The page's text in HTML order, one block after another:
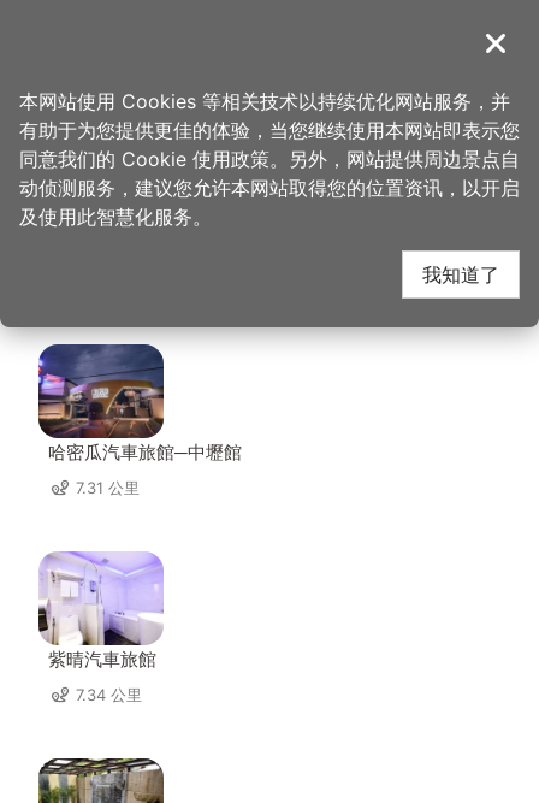
導覽
首页 > 想去的地方 > 美食、购物 > 合家欢阿婆面店
合家欢阿婆面店 周边住
宿
哈密瓜汽車旅館─中壢館
7.31 公里
紫晴汽車旅館
7.34 公里
关闭
本网站使用 Cookies 等相关技术以持续优化网站服务，并
有助于为您提供更佳的体验，当您继续使用本网站即表示您
同意我们的 Cookie 使用政策。另外，网站提供周边景点自
动侦测服务，建议您允许本网站取得您的位置资讯，以开启
及使用此智慧化服务。
我知道了